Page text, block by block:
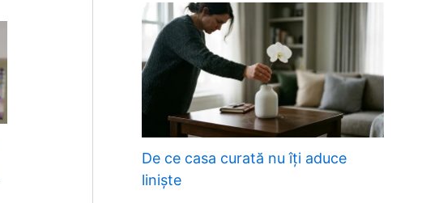
De ce casa curată nu îți aduce
liniște